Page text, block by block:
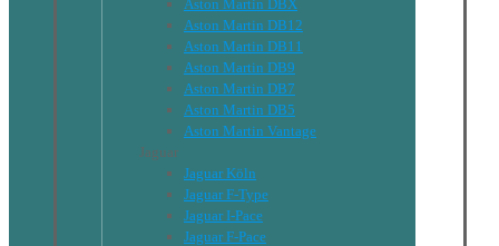
Aston Martin DBX
Aston Martin DB12
Aston Martin DB11
Aston Martin DB9
Aston Martin DB7
Aston Martin DB5
Aston Martin Vantage
Jaguar
Jaguar Köln
Jaguar F-Type
Jaguar I-Pace
Jaguar F-Pace